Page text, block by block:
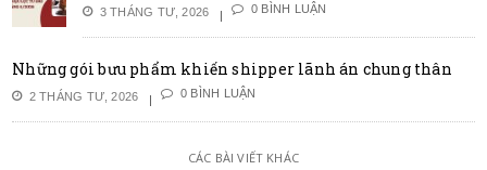
3 THÁNG TƯ, 2026 0 BÌNH LUẬN
Những gói bưu phẩm khiến shipper lãnh án chung thân
2 THÁNG TƯ, 2026 0 BÌNH LUẬN
CÁC BÀI VIẾT KHÁC